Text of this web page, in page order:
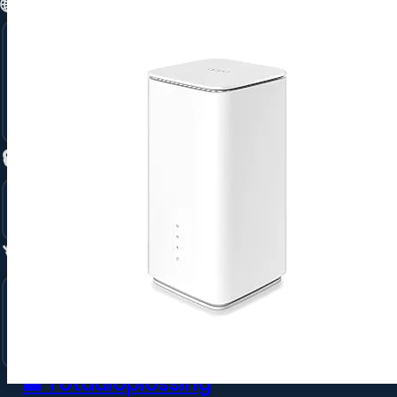
5G voor bedrijven
Tijdelijk Internet via 4G/5G
🔒 Beveiliging →
Camera Beveiliging
🏷️ Merken →
🏢 Totaaloplossing